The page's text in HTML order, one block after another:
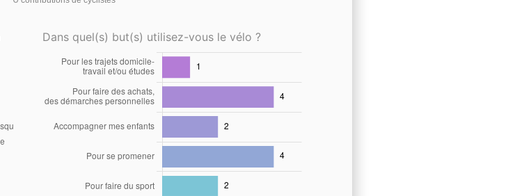
Dans quel(s) but(s) utilisez-vous le vélo ?